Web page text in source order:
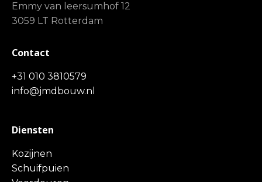
Emmy van leersumhof 12
3059 LT Rotterdam
Contact
+31 010 3810579
info@jmdbouw.nl
Diensten
Kozijnen
Schuifpuien